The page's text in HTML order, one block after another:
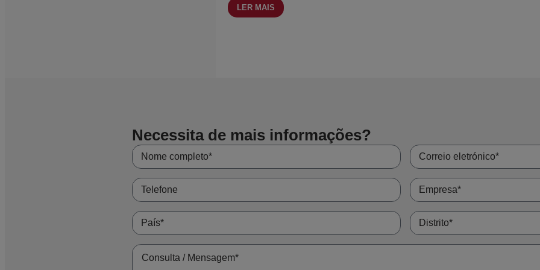
Para os aços 316 e 316L, utiliza-se a
A escolha depende sobretudo do aço a soldar. Para os materiais 304 e 304L, utiliza-se habitualmente a
Quando a união combina aço inoxidável e aço ao carbono, a qualidade W 23 12 L Si costuma ser a
temperatura de trabalho e o nível de resistência à corrosão exigido.
LER MAIS
Necessita de mais informações?